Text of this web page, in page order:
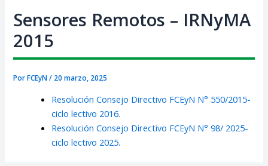
Sensores Remotos – IRNyMA
2015
PorFCEyN/ 20 marzo, 2025
Resolución Consejo Directivo FCEyN N° 550/2015-
ciclo lectivo 2016.
Resolución Consejo Directivo FCEyN N° 98/ 2025-
ciclo lectivo 2025.